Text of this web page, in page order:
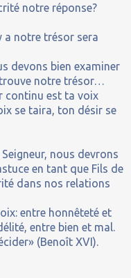
notre réponse?
a notre trésor sera
devons bien examiner
notre trésor…
continu est ta voix
se taira, ton désir se
nous devrons
en tant que Fils de
dans nos relations
entre honnêteté et
entre bien et mal.
(Benoît XVI).